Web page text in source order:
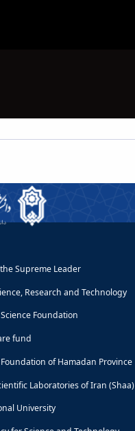
Supreme Leader
Research and Technology
Foundation
fund
of Hamadan Province
Laboratories of Iran (Shaa)
University